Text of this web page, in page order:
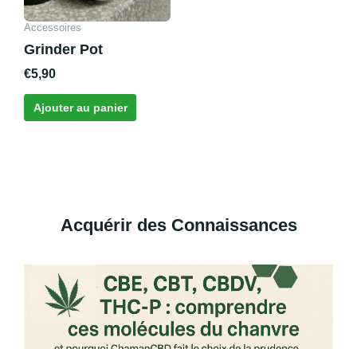
Accessoires
Grinder Pot
€5,90
Ajouter au panier
Acquérir des Connaissances